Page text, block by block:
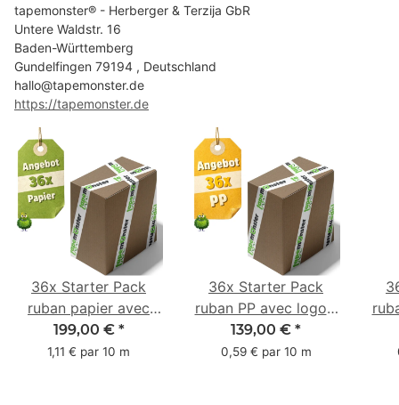
tapemonster® - Herberger & Terzija GbR
Untere Waldstr. 16
Baden-Württemberg
Gundelfingen 79194 , Deutschland
hallo@tapemonster.de
https://tapemonster.de
36x Starter Pack
ruban papier avec
logo - 1 couleur - 50
mm x 50 m -
199,00 € *
1,11 € par 10 m
36x Starter Pack
ruban PP avec logo -
1 couleur - 48 mm x
66 m
139,00 € *
0,59 € par 10 m